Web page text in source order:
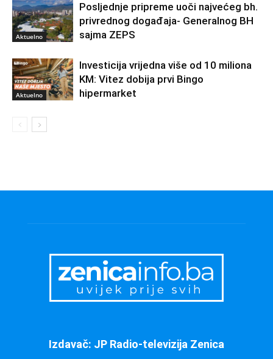
Aktuelno
Posljednje pripreme uoči najvećeg bh.
privrednog događaja- Generalnog BH
sajma ZEPS
Aktuelno
Investicija vrijedna više od 10 miliona
KM: Vitez dobija prvi Bingo
hipermarket
Izdavač: JP Radio-televizija Zenica